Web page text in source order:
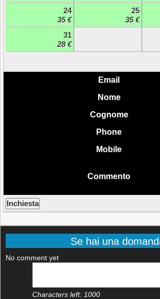
24
35 €
25
35 €
31
28 €
Email
Nome
Cognome
Phone
Mobile
Commento
Se hai una
No comment yet
Characters left: 1000